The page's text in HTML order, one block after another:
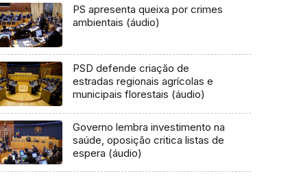
PS apresenta queixa por crimes
ambientais (áudio)
PSD defende criação de
estradas regionais agrícolas e
municipais florestais (áudio)
Governo lembra investimento na
saúde, oposição critica listas de
espera (áudio)